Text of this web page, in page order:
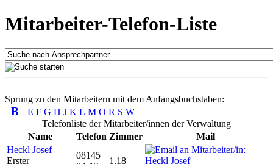
Mitarbeiter-Telefon-Liste
Sprung zu den Mitarbeitern mit dem Anfangsbuchstaben:
B E F G H J K L M O R S W
Telefonliste der Mitarbeiter/innen der Verwaltung
Name
Telefon Zimmer
Mail
Heckl Josef
Erster
08145
1.18